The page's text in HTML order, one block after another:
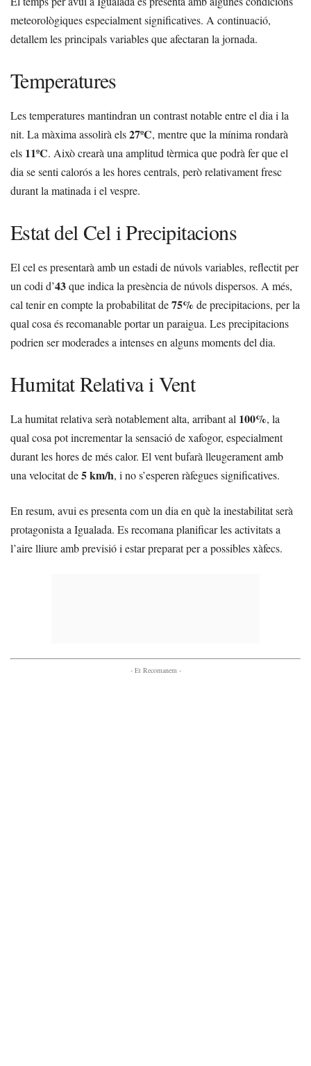
meteorològiques especialment significatives. A continuació,
detallem les principals variables que afectaran la jornada.
Temperatures
Les temperatures mantindran un contrast notable entre el dia i la
nit. La màxima assolirà els27ºC, mentre que la mínima rondarà
els 11ºC. Això crearà una amplitud tèrmica que podrà fer que el
dia se senti calorós a les hores centrals, però relativament fresc
durant la matinada i el vespre.
Estat del Cel i Precipitacions
El cel es presentarà amb un estadi de núvols variables, reflectit per
un codi d’43que indica la presència de núvols dispersos. A més,
cal tenir en compte la probabilitat de75% de precipitacions, per la
qual cosa és recomanable portar un paraigua. Les precipitacions
podrien ser moderades a intenses en alguns moments del dia.
Humitat Relativa i Vent
La humitat relativa serà notablement alta, arribant al 100%, la
qual cosa pot incrementar la sensació de xafogor, especialment
durant les hores de més calor. El vent bufarà lleugerament amb
una velocitat de5 km/h, i no s’esperen ràfegues significatives.
En resum, avui es presenta com un dia en què la inestabilitat serà
protagonista a Igualada. Es recomana planificar les activitats a
l’aire lliure amb previsió i estar preparat per a possibles xàfecs.
- Et Recomanem -